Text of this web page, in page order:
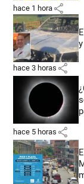
hace 1 hora share
hace 3 horas share
hace 5 horas share